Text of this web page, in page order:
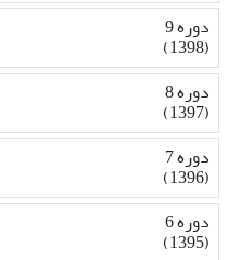
دوره 9
(1398)
دوره 8
(1397)
دوره 7
(1396)
دوره 6
(1395)